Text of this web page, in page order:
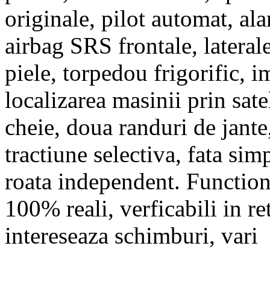
originale, pilot automat,
airbag SRS frontale,
piele, torpedou frigorific,
localizarea masinii prin
cheie, doua randuri de
tractiune selectiva, fata
roata independent.
100% reali, verficabili in
intereseaza schimburi, vari